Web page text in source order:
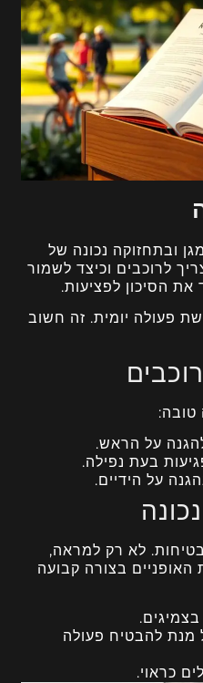
ובתחזוקה נכונה של
לרוכבים וכיצד לשמור
את הסיכון לפציעות.
פעולה יומית. זה חשוב
טובה:
על הראש.
בעת נפילה.
על הידיים.
לא רק למראה,
בצורה קבועה
להבטיח פעולה
כראוי.